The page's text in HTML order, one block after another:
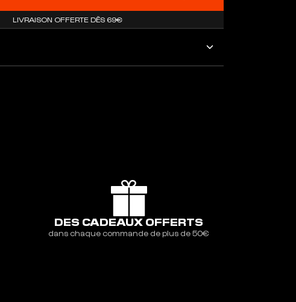
LIVRAISON OFFERTE DÈS 69€
DES CADEAUX OFFERTS
dans chaque commande de plus de 50€